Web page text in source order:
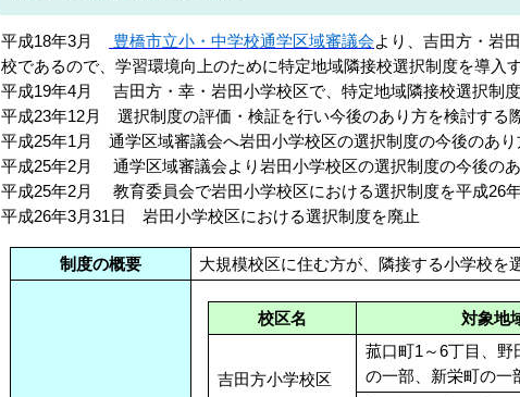
平成18年3月 豊橋市立小・中学校通学区域審議会より、吉田方・岩
校であるので、学習環境向上のために特定地域隣接校選択制度を導入
平成19年4月 吉田方・幸・岩田小学校区で、特定地域隣接校選択制
平成23年12月 選択制度の評価・検証を行い今後のあり方を検討する
平成25年1月 通学区域審議会へ岩田小学校区の選択制度の今後のあり
平成25年2月 通学区域審議会より岩田小学校区の選択制度の今後の
平成25年2月 教育委員会で岩田小学校区における選択制度を平成26
平成26年3月31日 岩田小学校区における選択制度を廃止
制度の概要 大規模校区に住む方が、隣接する小学校を
校区名 対象地
吉田方小学校区
菰口町1～6丁目、野
の一部、新栄町の一